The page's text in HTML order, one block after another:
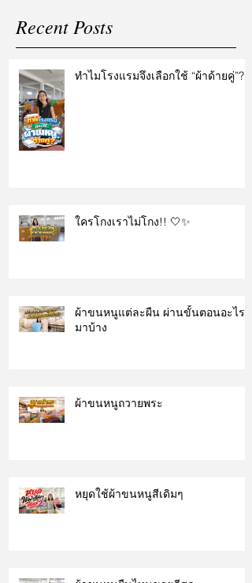
Recent Posts
ทำไมโรงแรมจึงเลือกใช้ “ผ้าด้ายคู่”?
ใครโกงเราไม่โกง!! 🤍✨
ผ้าขนหนูแต่ละผืน ผ่านขั้นตอนอะไร
มาบ้าง
ผ้าขนหนูถวายพระ
หยุดใช้ผ้าขนหนูสีเดิมๆ